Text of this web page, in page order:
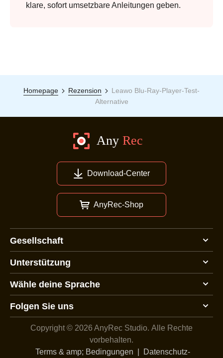
klare, sofort umsetzbare Anleitungen geben.
Homepage Rezension
Leawo Blu-Ray-Player-Test-
Alternative
Download-Center
AnyRec-Shop
Gesellschaft
Unterstützung
Wähle deine Sprache
Folgen Sie uns
Copyright © 2026 AnyRec Studio. Alle Rechte
vorbehalten.
Terms & amp; Bedingungen
Datenschutz-